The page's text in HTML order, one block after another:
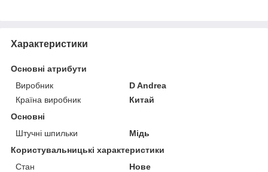
Характеристики
Основні атрибути
Виробник
D Andrea
Країна виробник
Китай
Основні
Штучні шпильки
Мідь
Користувальницькі характеристики
Стан
Нове